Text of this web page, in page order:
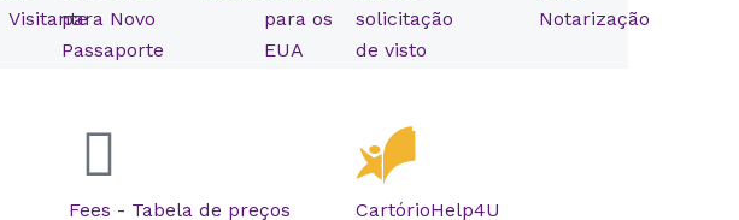
Visitantepara Novo
Passaporte
para os
EUA
solicitação
de visto
Notarização
Fees - Tabela de preços
CartórioHelp4U